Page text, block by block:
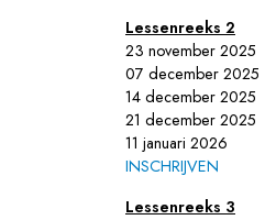
Lessenreeks 2
23 november 2025
07 december 2025
14 december 2025
21 december 2025
11 januari 2026
INSCHRIJVEN
Lessenreeks 3